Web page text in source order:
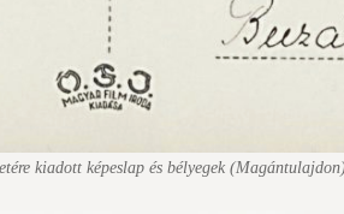
kiadott képeslap és bélyegek